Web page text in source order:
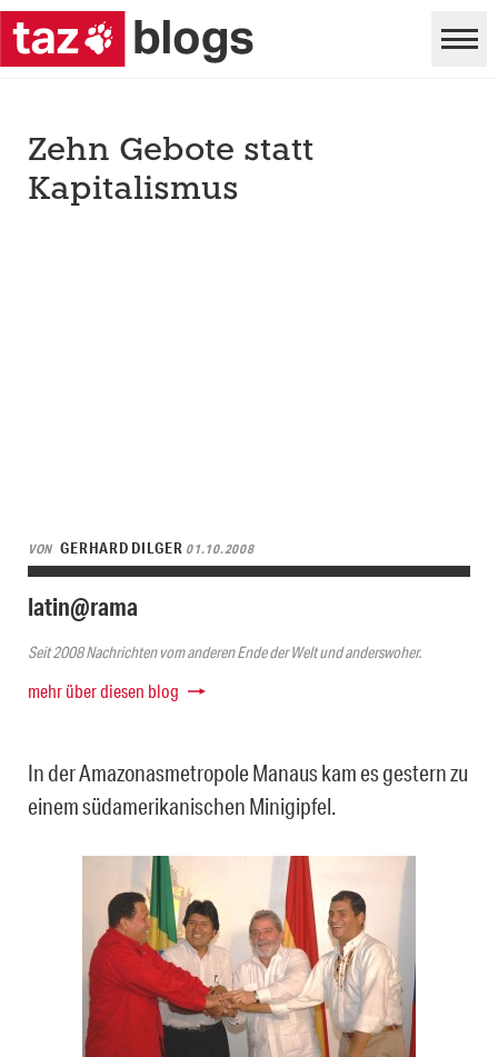
Zehn Gebote statt
Kapitalismus
VON GERHARD DILGER 01.10.2008
latin@rama
Seit 2008 Nachrichten vom anderen Ende der Welt und anderswoher.
mehr über diesen blog
In der Amazonasmetropole Manaus kam es gestern zu
einem südamerikanischen Minigipfel.